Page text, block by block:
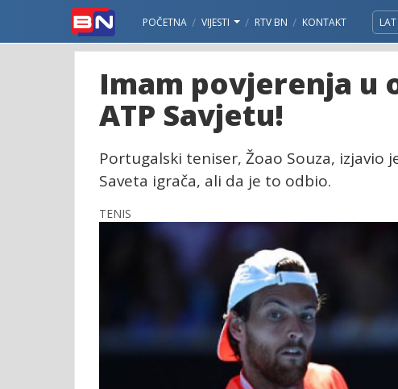
POČETNA VIJESTI RTV BN KONTAKT LAT
Imam povjerenja u
ATP Savjetu!
Portugalski teniser, Žoao Souza, izjavio
Saveta igrača, ali da je to odbio.
TENIS